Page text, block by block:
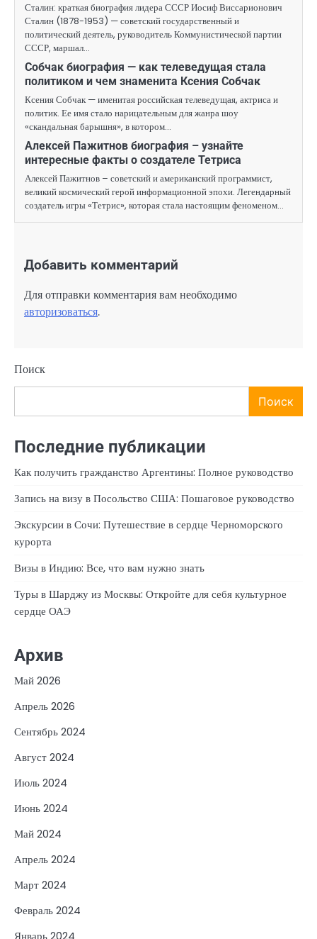
Сталин: краткая биография лидера СССР Иосиф Виссарионович
Сталин (1878-1953) — советский государственный и
политический деятель, руководитель Коммунистической партии
СССР, маршал…
Собчак биография — как телеведущая стала
политиком и чем знаменита Ксения Собчак
Ксения Собчак — именитая российская телеведущая, актриса и
политик. Ее имя стало нарицательным для жанра шоу
«скандальная барышня», в котором…
Алексей Пажитнов биография – узнайте
интересные факты о создателе Тетриса
Алексей Пажитнов – советский и американский программист,
великий космический герой информационной эпохи. Легендарный
создатель игры «Тетрис», которая стала настоящим феноменом…
Добавить комментарий
Для отправки комментария вам необходимо
авторизоваться.
Поиск
Поиск
Последние публикации
Как получить гражданство Аргентины: Полное руководство
Запись на визу в Посольство США: Пошаговое руководство
Экскурсии в Сочи: Путешествие в сердце Черноморского
курорта
Визы в Индию: Все, что вам нужно знать
Туры в Шарджу из Москвы: Откройте для себя культурное
сердце ОАЭ
Архив
Май 2026
Апрель 2026
Сентябрь 2024
Август 2024
Июль 2024
Июнь 2024
Май 2024
Апрель 2024
Март 2024
Февраль 2024
Январь 2024